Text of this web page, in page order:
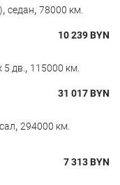
, седан, 78000 км.
10 239BYN
5 дв., 115000 км.
31 017BYN
, 294000 км.
7 313BYN